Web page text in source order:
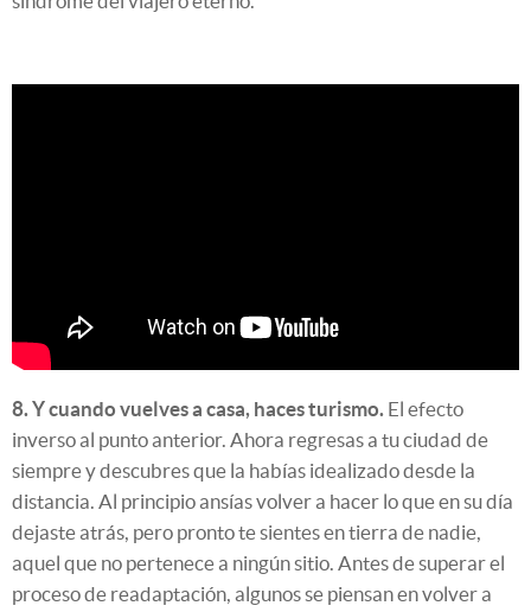
8. Y cuando vuelves a casa, haces turismo. El efecto
inverso al punto anterior. Ahora regresas a tu ciudad de
siempre y descubres que la habías idealizado desde la
distancia. Al principio ansías volver a hacer lo que en su día
dejaste atrás, pero pronto te sientes en tierra de nadie,
aquel que no pertenece a ningún sitio. Antes de superar el
proceso de readaptación, algunos se piensan en volver a